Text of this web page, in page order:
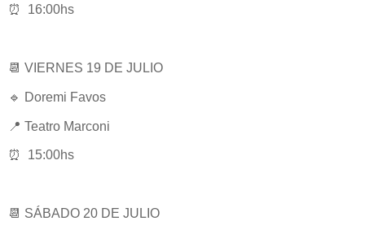
⏰ 16:00hs
📆 VIERNES 19 DE JULIO
🔹 Doremi Favos
📍 Teatro Marconi
⏰ 15:00hs
📆 SÁBADO 20 DE JULIO